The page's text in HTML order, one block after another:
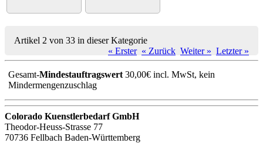
Artikel 2 von 33 in dieser Kategorie
« Erster « Zurück Weiter » Letzter »
Gesamt-Mindestauftragswert30,00€ incl. MwSt, kein
Mindermengenzuschlag
Colorado Kuenstlerbedarf GmbH
Theodor-Heuss-Strasse 77
70736 Fellbach Baden-Württemberg